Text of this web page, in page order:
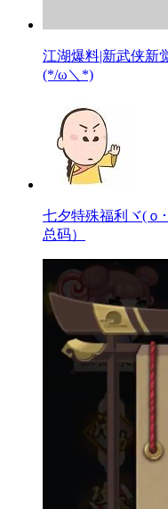
江湖爆料|新武侠新
(*/ω＼*)
七夕特殊福利ヾ(ｏ
总码）